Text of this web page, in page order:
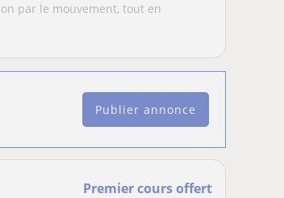
par le mouvement, tout en
Publier annonce
Premier cours offert